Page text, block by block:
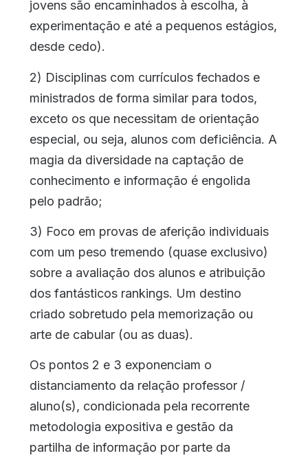
jovens são encaminhados à escolha, à
experimentação e até a pequenos estágios,
desde cedo).
2) Disciplinas com currículos fechados e
ministrados de forma similar para todos,
exceto os que necessitam de orientação
especial, ou seja, alunos com deficiência. A
magia da diversidade na captação de
conhecimento e informação é engolida
pelo padrão;
3) Foco em provas de aferição individuais
com um peso tremendo (quase exclusivo)
sobre a avaliação dos alunos e atribuição
dos fantásticos rankings. Um destino
criado sobretudo pela memorização ou
arte de cabular (ou as duas).
Os pontos 2 e 3 exponenciam o
distanciamento da relação professor /
aluno(s), condicionada pela recorrente
metodologia expositiva e gestão da
partilha de informação por parte da